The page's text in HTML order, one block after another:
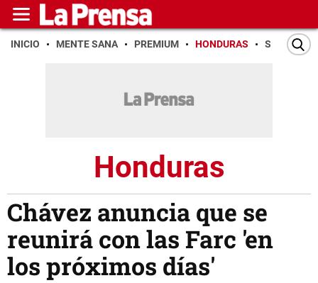
INICIO MENTE SANA PREMIUM HONDURAS SAN PEDRO
Honduras
Chávez anuncia que se
reunirá con las Farc 'en
los próximos días'